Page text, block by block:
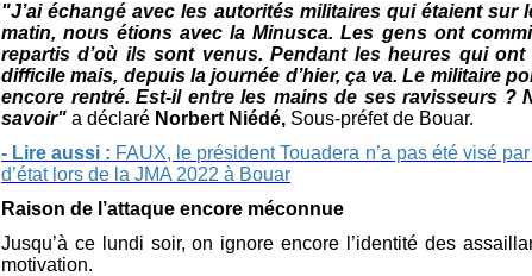
"J’ai échangé avec les autorités militaires qui étaient sur
matin, nous étions avec la Minusca. Les gens ont
repartis d’où ils sont venus. Pendant les heures qui ont
difficile mais, depuis la journée d’hier, ça va. Le militaire
encore rentré. Est-il entre les mains de ses ravisseurs ?
savoir" a déclaré Norbert Niédé, Sous-préfet de Bouar.
- Lire aussi : FAUX, le président Touadera n’a pas été visé
d’état lors de la JMA 2022 à Bouar
Raison de l’attaque encore méconnue
Jusqu’à ce lundi soir, on ignore encore l’identité des
motivation.